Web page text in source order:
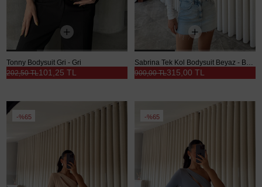
Tonny Bodysuit Gri - Gri
101,25 TL
202,50 TL
Sabrina Tek Kol Bodysuit Beyaz - Beyaz
315,00 TL
900,00 TL
%65 %65